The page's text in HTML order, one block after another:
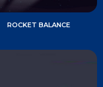
ROCKET BALANCE